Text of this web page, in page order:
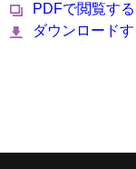
PDFで閲覧する
ダウンロードす